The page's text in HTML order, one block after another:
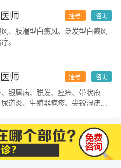
咨询
挂号
师
、肢端型白癜风、泛发型白癜风
。
咨询
挂号
师
银屑病、脱发、痤疮、带状疱
道炎、生殖器疱疹、尖锐湿疣及